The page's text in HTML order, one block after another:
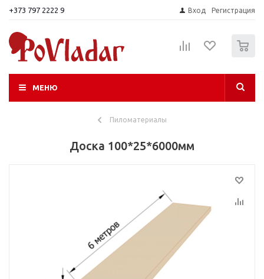
+373 797 2222 9 Вход Регистрация
МЕНЮ
Пиломатериалы
Доска 100*25*6000мм